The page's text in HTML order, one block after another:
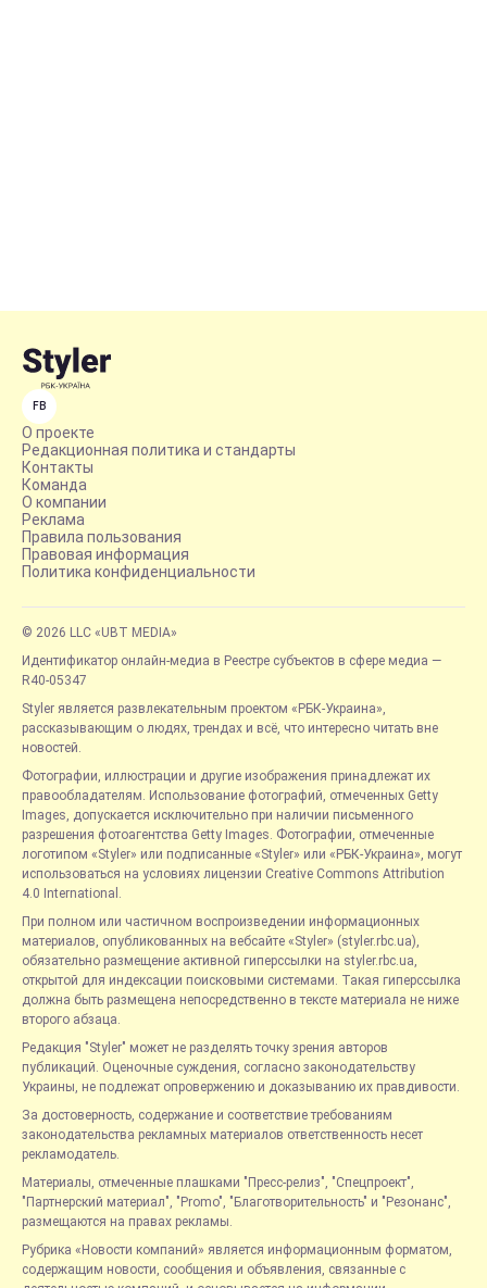
FB
О проекте
Редакционная политика и стандарты
Контакты
Команда
О компании
Реклама
Правила пользования
Правовая информация
Политика конфиденциальности
© 2026 LLC «UBT MEDIA»
Идентификатор онлайн-медиа в Реестре субъектов в сфере медиа —
R40-05347
Styler является развлекательным проектом «РБК-Украина»,
рассказывающим о людях, трендах и всё, что интересно читать вне
новостей.
Фотографии, иллюстрации и другие изображения принадлежат их
правообладателям. Использование фотографий, отмеченных Getty
Images, допускается исключительно при наличии письменного
разрешения фотоагентства Getty Images. Фотографии, отмеченные
логотипом «Styler» или подписанные «Styler» или «РБК-Украина», могут
использоваться на условиях лицензии Creative Commons Attribution
4.0 International.
При полном или частичном воспроизведении информационных
материалов, опубликованных на вебсайте «Styler» (styler.rbc.ua),
обязательно размещение активной гиперссылки на styler.rbc.ua,
открытой для индексации поисковыми системами. Такая гиперссылка
должна быть размещена непосредственно в тексте материала не ниже
второго абзаца.
Редакция "Styler" может не разделять точку зрения авторов
публикаций. Оценочные суждения, согласно законодательству
Украины, не подлежат опровержению и доказыванию их правдивости.
За достоверность, содержание и соответствие требованиям
законодательства рекламных материалов ответственность несет
рекламодатель.
Материалы, отмеченные плашками "Пресс-релиз", "Спецпроект",
"Партнерский материал", "Promo", "Благотворительность" и "Резонанс",
размещаются на правах рекламы.
Рубрика «Новости компаний» является информационным форматом,
содержащим новости, сообщения и объявления, связанные с